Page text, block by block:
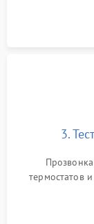
3.
термостатов
тепловым